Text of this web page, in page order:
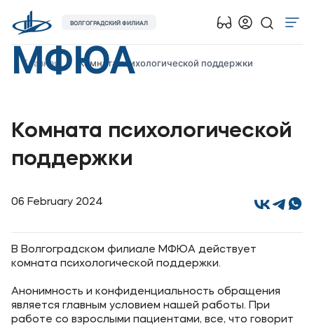
МФЮА
ВОЛГОГРАДСКИЙ ФИЛИАЛ
Об университете
Абитуриенту
Студентам
Выпускникам
Карьера
Главная Комната психологической поддержки
Комната психологической
поддержки
06 February 2024
В Волгоградском филиале МФЮА действует
комната психологической поддержки.
Анонимность и конфиденциальность обращения
является главным условием нашей работы. При
работе со взрослыми пациентами, все, что говорит